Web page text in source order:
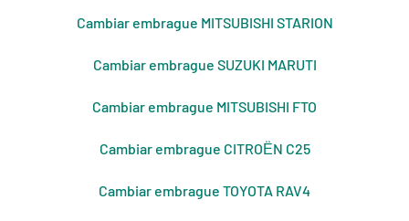
Cambiar embrague MITSUBISHI STARION
Cambiar embrague SUZUKI MARUTI
Cambiar embrague MITSUBISHI FTO
Cambiar embrague CITROЁN C25
Cambiar embrague TOYOTA RAV4